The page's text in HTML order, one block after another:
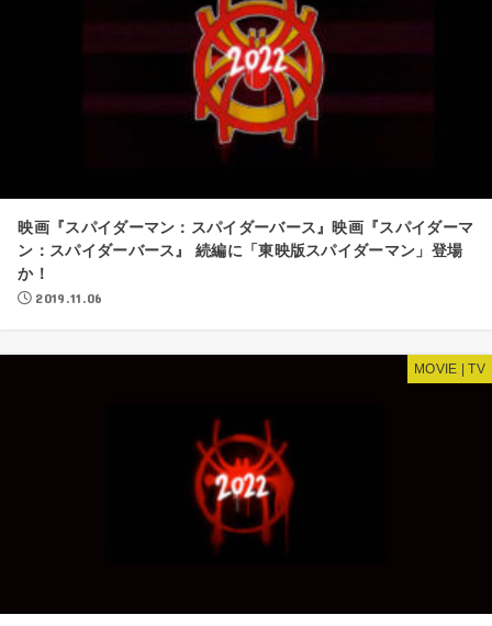
映画『スパイダーマン：スパイダーバース』映画『スパイダーマ
ン：スパイダーバース』 続編に「東映版スパイダーマン」登場
か！
2019.11.06
MOVIE | TV